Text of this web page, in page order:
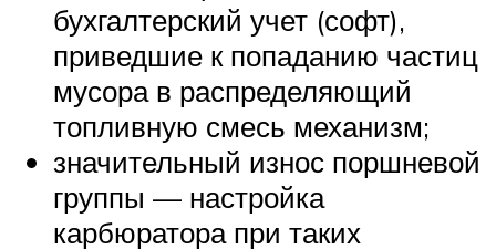
бухгалтерский учет (софт),
приведшие к попаданию частиц
мусора в распределяющий
топливную смесь механизм;
значительный износ поршневой
группы — настройка
карбюратора при таких